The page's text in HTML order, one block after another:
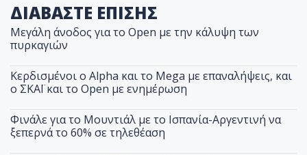
ΔΙΑΒΑΣΤΕ ΕΠΙΣΗΣ
Μεγάλη άνοδος για το Open με την κάλυψη των
πυρκαγιών
Κερδισμένοι ο Alpha και το Mega με επαναλήψεις, και
ο ΣΚΑΪ και το Open με ενημέρωση
Φινάλε για το Μουντιάλ με το Ισπανία-Αργεντινή να
ξεπερνά το 60% σε τηλεθέαση